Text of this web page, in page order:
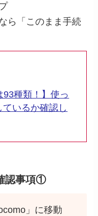
ら「このまま手続
93種類！】使っ
いるか確認し
認事項①
」に移動